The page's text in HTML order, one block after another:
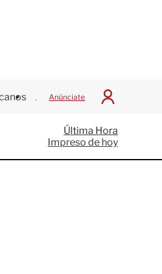
Juegos Centroamericanos
Anúnciate
I
c
i
a
Última Hora
Impreso de hoy